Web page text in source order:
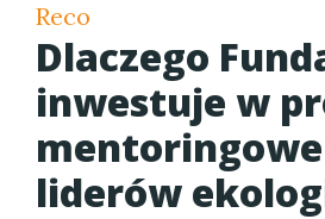
Reco
Dlaczego
inwestuje w
liderów